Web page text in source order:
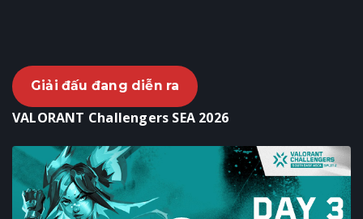
Giải đấu đang diễn ra
VALORANT Challengers SEA 2026